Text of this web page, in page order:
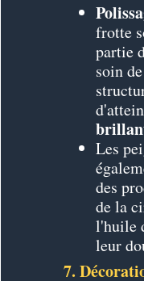
frotte
partie
soin
Les
des
de la
l'huile
leur
7.